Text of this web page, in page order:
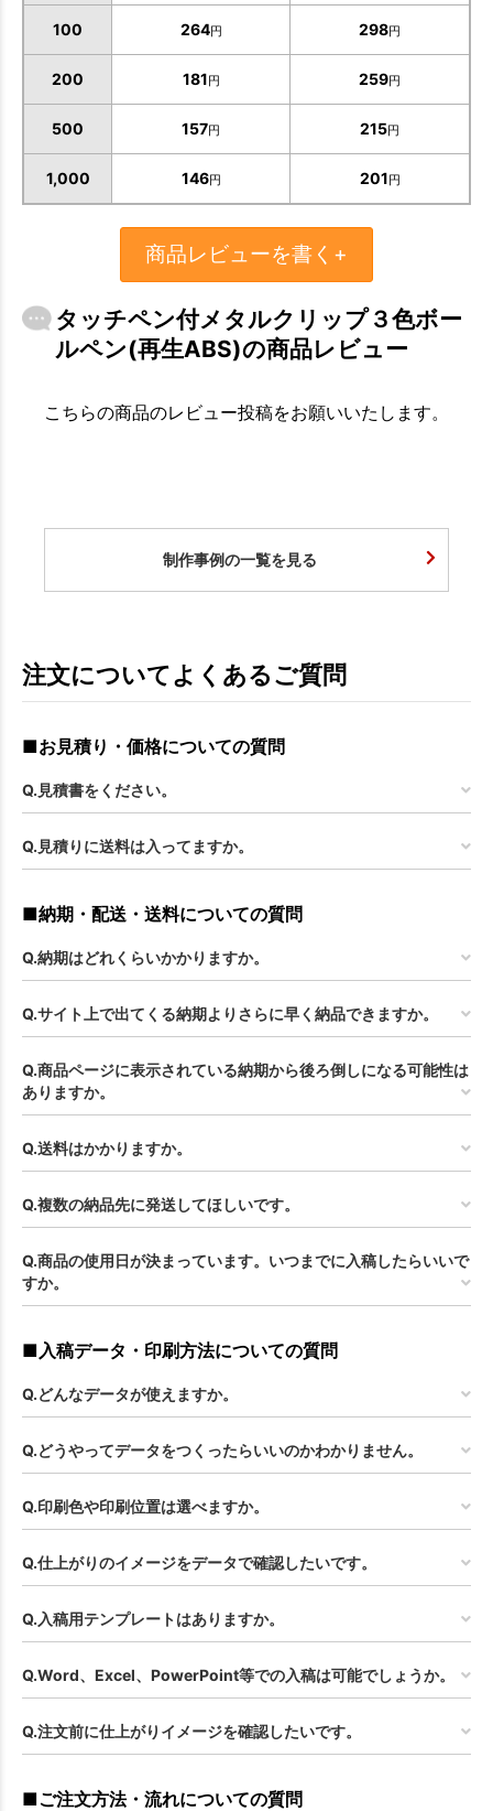
お買い物を続ける カートへ進む
100 264円 298円
200 181円 259円
500 157円 215円
1,000 146円 201円
商品レビューを書く+
タッチペン付メタルクリップ３色ボー
ルペン(再生ABS)の商品レビュー
こちらの商品のレビュー投稿をお願いいたします。
制作事例の一覧を見る
注文についてよくあるご質問
■お見積り・価格についての質問
Q.見積書をください。
Q.見積りに送料は入ってますか。
■納期・配送・送料についての質問
Q.納期はどれくらいかかりますか。
Q.サイト上で出てくる納期よりさらに早く納品できますか。
Q.商品ページに表示されている納期から後ろ倒しになる可能性は
ありますか。
Q.送料はかかりますか。
Q.複数の納品先に発送してほしいです。
Q.商品の使用日が決まっています。いつまでに入稿したらいいで
すか。
■入稿データ・印刷方法についての質問
Q.どんなデータが使えますか。
Q.どうやってデータをつくったらいいのかわかりません。
Q.印刷色や印刷位置は選べますか。
Q.仕上がりのイメージをデータで確認したいです。
Q.入稿用テンプレートはありますか。
Q.Word、Excel、PowerPoint等での入稿は可能でしょうか。
Q.注文前に仕上がりイメージを確認したいです。
■ご注文方法・流れについての質問